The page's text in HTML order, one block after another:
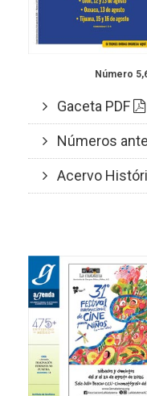
Número
Gaceta PDF
Números
Acervo